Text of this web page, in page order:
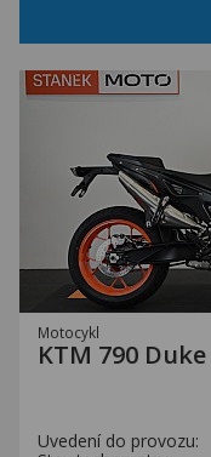
Motocykl
KTM 790 Duke
Uvedení do provozu: